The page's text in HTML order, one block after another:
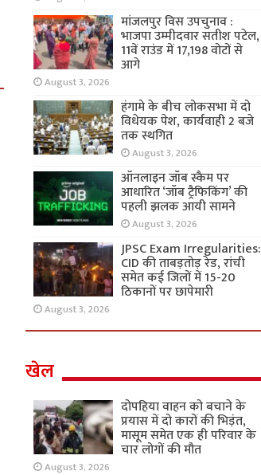
मांजलपुर विस उपचुनाव :
भाजपा उम्मीदवार सतीश पटेल,
11वें राउंड में 17,198 वोटों से
आगे
August 3, 2026
हंगामे के बीच लोकसभा में दो
विधेयक पेश, कार्यवाही 2 बजे
तक स्थगित
August 3, 2026
ऑनलाइन जॉब स्कैम पर
आधारित ‘जॉब ट्रैफिकिंग’ की
पहली झलक आयी सामने
August 3, 2026
JPSC Exam Irregularities:
CID की ताबड़तोड़ रेड, रांची
समेत कई जिलों में 15-20
ठिकानों पर छापेमारी
August 3, 2026
खेल
दोपहिया वाहन को बचाने के
प्रयास में दो कारों की भिड़ंत,
मासूम समेत एक ही परिवार के
चार लोगों की मौत
August 3, 2026